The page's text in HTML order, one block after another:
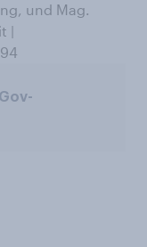
und Mag.
|